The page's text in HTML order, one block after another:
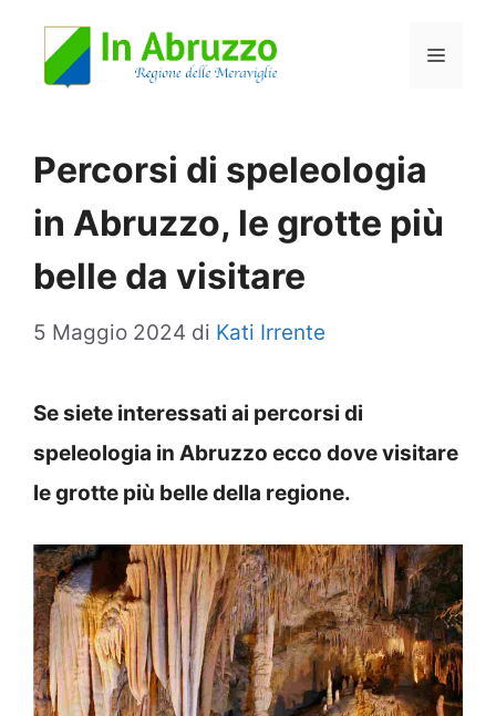
Menu
Percorsi di speleologia
in Abruzzo, le grotte più
belle da visitare
5 Maggio 2024 di Kati Irrente
Se siete interessati ai percorsi di
speleologia in Abruzzo ecco dove visitare
le grotte più belle della regione.